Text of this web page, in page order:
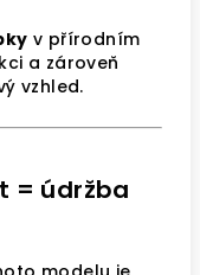
v přírodním
a zároveň
vzhled.
= údržba